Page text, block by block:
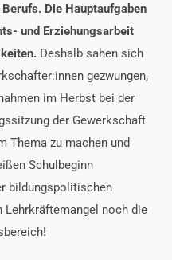
Die Hauptaufgaben
und Erziehungsarbeit
Deshalb sahen sich
gezwungen,
im Herbst bei der
der Gewerkschaft
Thema zu machen und
Schulbeginn
bildungspolitischen
Lehrkräftemangel noch die